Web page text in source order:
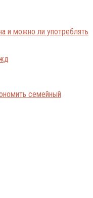
и можно ли употреблять
семейный